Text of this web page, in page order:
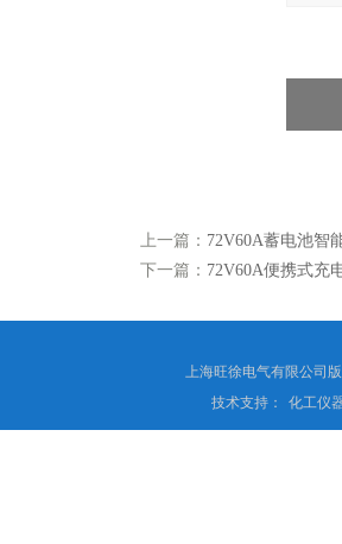
上一篇： 72V60A蓄电池智
下一篇： 72V60A便携式充
上海旺徐电气有限公司
技术支持：
化工仪